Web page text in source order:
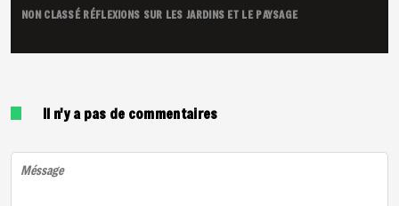
NON CLASSÉRÉFLEXIONS SUR LES JARDINS ET LE PAYSAGE
Il n'y a pas de commentaires